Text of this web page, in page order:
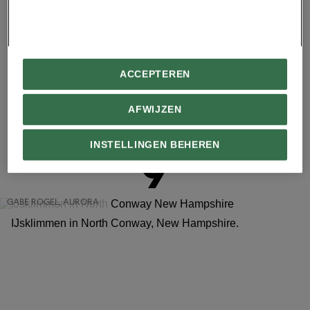
Advertentie - Lees hieronder verder
9
GABE ROGEL, AURORA
IJsklimmen in North Conway, New Hampshire.
INSTELLINGEN BEHEREN
AFWIJZEN
ACCEPTEREN